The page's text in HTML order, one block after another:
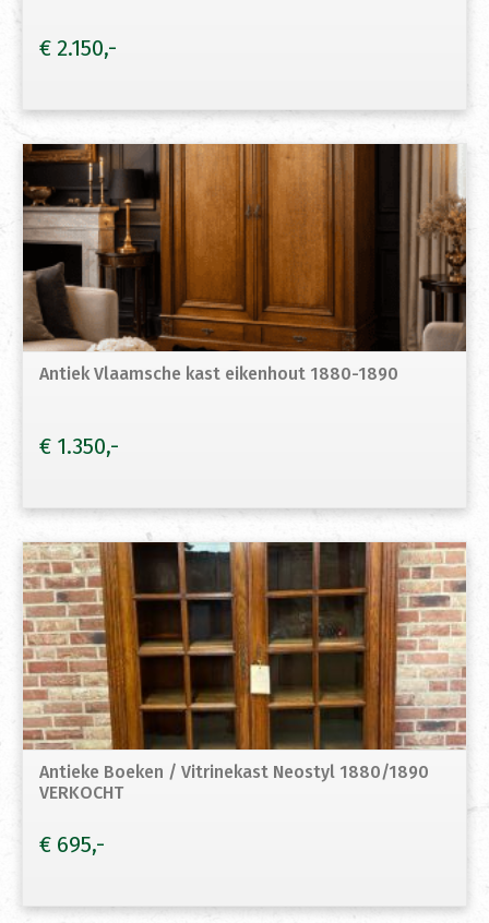
€ 2.150
Antiek Vlaamsche kast eikenhout 1880-1890
€ 1.350
Antieke Boeken / Vitrinekast Neostyl 1880/1890
VERKOCHT
€ 695